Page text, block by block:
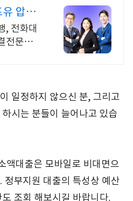
압도
, 전화대
전문업
일정하지 않으신 분, 그리고
시는 분들이 늘어나고 있습
액대출은 모바일로 비대면으
. 정부지원 대출의 특성상 예산
조회 해보시길 바랍니다.